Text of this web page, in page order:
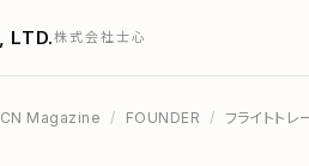
LTD.株式会社士心
Magazine / FOUNDER / フライトト